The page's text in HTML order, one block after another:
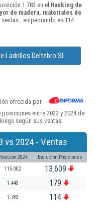
1.783 en el Ranking de
de madera, materiales de
ventas , empeorando en 114
Ladrillos Deltebro Sl
ofrecida por
entre 2023 y 2024 de
según sus ventas:
vs 2024 - Ventas
Posición 2024 Evolución Posiciones
115.002 13.609
1.443 179
1.783 114